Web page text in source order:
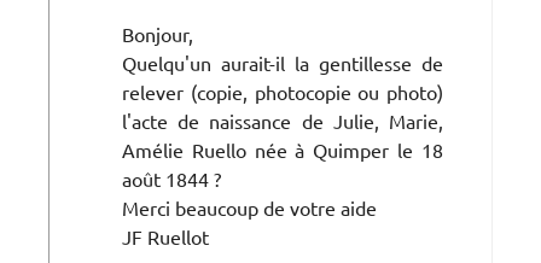
Bonjour,
Quelqu'un aurait-il la gentillesse de
relever (copie, photocopie ou photo)
l'acte de naissance de Julie, Marie,
Amélie Ruello née à Quimper le 18
août 1844 ?
Merci beaucoup de votre aide
JF Ruellot